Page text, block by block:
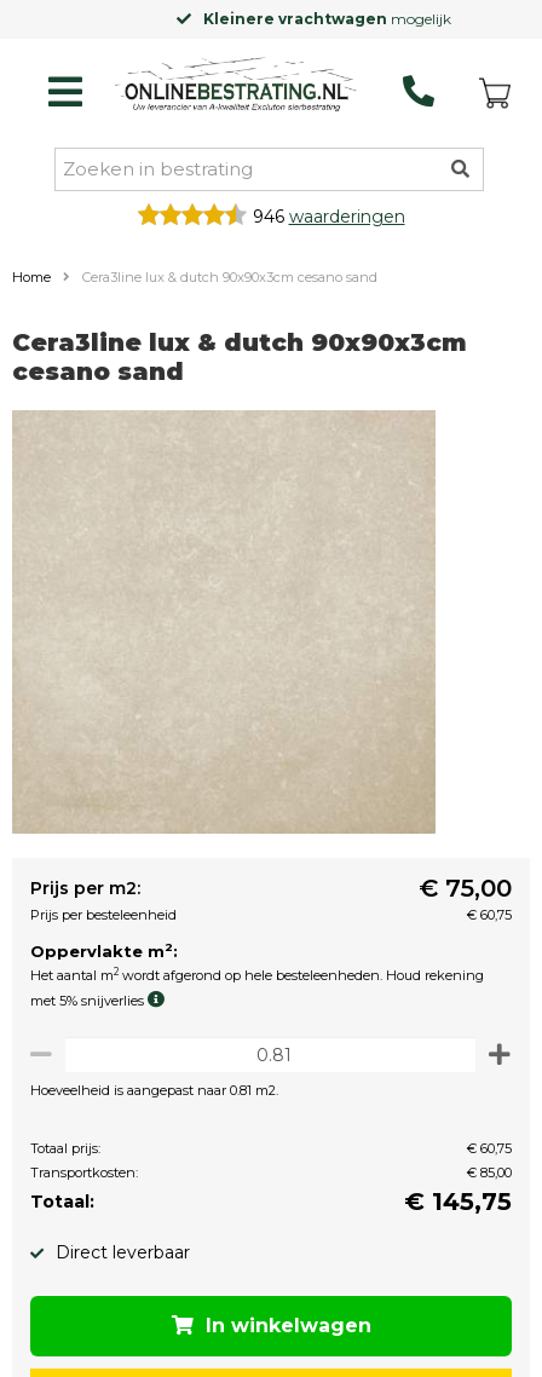
Kleinere vrachtwagenmogelijk
946 waarderingen
Home Cera3line lux & dutch 90x90x3cm cesano sand
Cera3line lux & dutch 90x90x3cm
cesano sand
Prijs per m2: € 75,00
Prijs per besteleenheid € 60,75
Oppervlakte m2:
Het aantal m2 wordt afgerond op hele besteleenheden. Houd rekening
met 5% snijverlies
Hoeveelheid is aangepast naar 0.81 m2.
Totaal prijs:
€ 60,75
Transportkosten:
€ 85,00
Totaal: € 145,75
Direct leverbaar
In winkelwagen